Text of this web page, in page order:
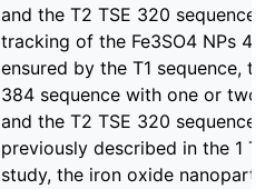
and the T2 TSE 320 sequence.
tracking of the Fe3SO4 NPs 4
ensured by the T1 sequence,
384 sequence with one or two
and the T2 TSE 320 sequence.
previously described in the 1
study, the iron oxide